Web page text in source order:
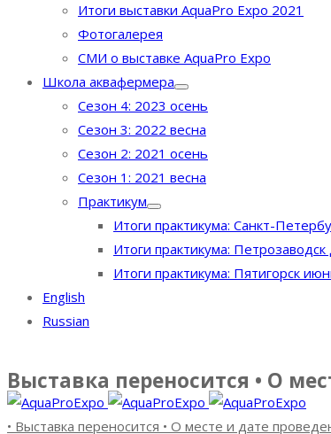
Итоги выставки AquaPro Expo 2021
Фотогалерея
СМИ о выставке AquaPro Expo
Школа аквафермера
Сезон 4: 2023 осень
Сезон 3: 2022 весна
Сезон 2: 2021 осень
Сезон 1: 2021 весна
Практикум
Итоги практикума: Санкт-
Итоги практикума: Петрозаводск
Итоги практикума: Пятигорск
English
Russian
Выставка переносится • О
• Выставка переносится • О месте и дате